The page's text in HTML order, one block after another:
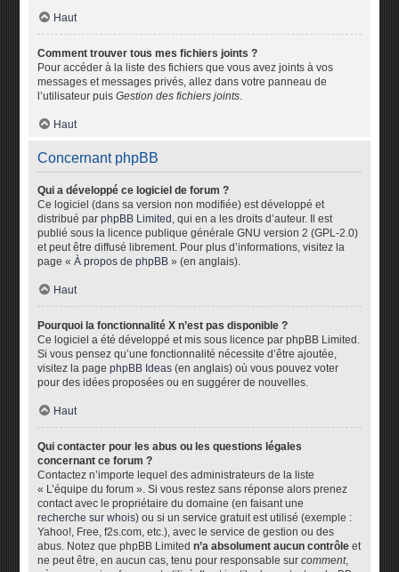
Haut
Comment trouver tous mes fichiers joints ?
Pour accéder à la liste des fichiers que vous avez joints à vos
messages et messages privés, allez dans votre panneau de
l’utilisateur puisGestion des fichiers joints.
Haut
Concernant phpBB
Qui a développé ce logiciel de forum ?
Ce logiciel (dans sa version non modifiée) est développé et
distribué parphpBB Limited , qui en a les droits d’auteur. Il est
publié sous la licence publique générale GNU version 2 (GPL-2.0)
et peut être diffusé librement. Pour plus d’informations, visitez la
page «À propos de phpBB » (en anglais).
Haut
Pourquoi la fonctionnalité X n’est pas disponible ?
Ce logiciel a été développé et mis sous licence par phpBB Limited.
Si vous pensez qu’une fonctionnalité nécessite d’être ajoutée,
visitez la pagephpBB Ideas (en anglais) où vous pouvez voter
pour des idées proposées ou en suggérer de nouvelles.
Haut
Qui contacter pour les abus ou les questions légales
concernant ce forum ?
Contactez n’importe lequel des administrateurs de la liste
« L’équipe du forum ». Si vous restez sans réponse alors prenez
contact avec le propriétaire du domaine (en faisant une
recherche sur whois) ou si un service gratuit est utilisé (exemple :
Yahoo!, Free, f2s.com, etc.), avec le service de gestion ou des
abus. Notez que phpBB Limitedn’a absolument aucun contrôle et
ne peut être, en aucun cas, tenu pour responsable surcomment,